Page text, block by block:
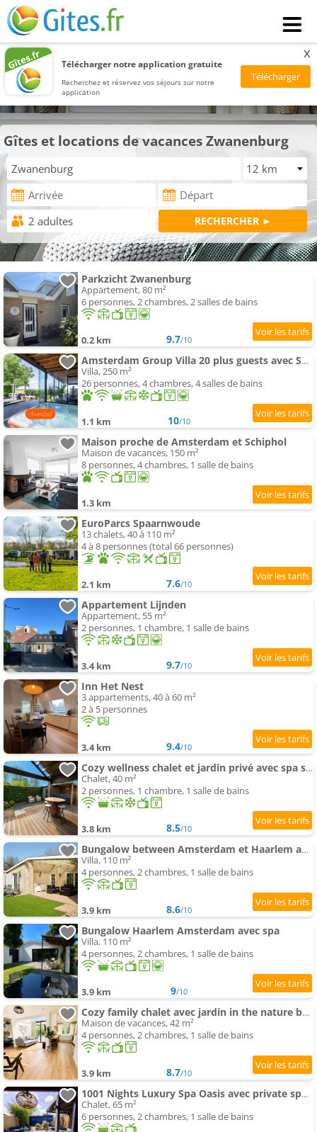
Télécharger notre application gratuite
Recherchez et réservez vos séjours sur notre
application
x
Gîtes et locations de vacances Zwanenburg
Parkzicht Zwanenburg
Appartement, 80 m²
6 personnes, 2 chambres, 2 salles de bains
0.2 km 9.7/10
Amsterdam Group Villa 20 plus guests avec Spa et Karaoke
Villa, 250 m²
26 personnes, 4 chambres, 4 salles de bains
1.1 km 10/10
Maison proche de Amsterdam et Schiphol
Maison de vacances, 150 m²
8 personnes, 4 chambres, 1 salle de bains
1.3 km
EuroParcs Spaarnwoude
13 chalets, 40 à 110 m²
4 à 8 personnes (total 66 personnes)
2.1 km 7.6/10
Appartement Lijnden
Appartement, 55 m²
2 personnes, 1 chambre, 1 salle de bains
3.4 km 9.7/10
Inn Het Nest
3 appartements, 40 à 60 m²
2 à 5 personnes
3.4 km 9.4/10
Cozy wellness chalet et jardin privé avec spa sauna et outdoor bath between Amsterdam Haarlem an
Chalet, 40 m²
2 personnes, 1 chambre, 1 salle de bains
3.8 km 8.5/10
Bungalow between Amsterdam et Haarlem avec sauna
Villa, 110 m²
4 personnes, 2 chambres, 1 salle de bains
3.9 km 8.6/10
Bungalow Haarlem Amsterdam avec spa
Villa, 110 m²
4 personnes, 2 chambres, 1 salle de bains
3.9 km 9/10
Cozy family chalet avec jardin in the nature between Amsterdam Haarlem et Schiphol Airport
Maison de vacances, 42 m²
4 personnes, 2 chambres, 1 salle de bains
3.9 km 8.7/10
1001 Nights Luxury Spa Oasis avec private spa sauna et jardin between Amsterdam Haarlem et Schipho
Chalet, 65 m²
6 personnes, 2 chambres, 1 salle de bains